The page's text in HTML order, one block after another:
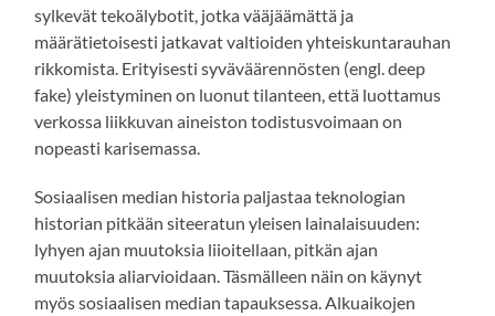
sylkevät tekoälybotit, jotka vääjäämättä ja
määrätietoisesti jatkavat valtioiden yhteiskuntarauhan
rikkomista. Erityisesti syväväärennösten (engl. deep
fake) yleistyminen on luonut tilanteen, että luottamus
verkossa liikkuvan aineiston todistusvoimaan on
nopeasti karisemassa.
Sosiaalisen median historia paljastaa teknologian
historian pitkään siteeratun yleisen lainalaisuuden:
lyhyen ajan muutoksia liioitellaan, pitkän ajan
muutoksia aliarvioidaan. Täsmälleen näin on käynyt
myös sosiaalisen median tapauksessa. Alkuaikojen